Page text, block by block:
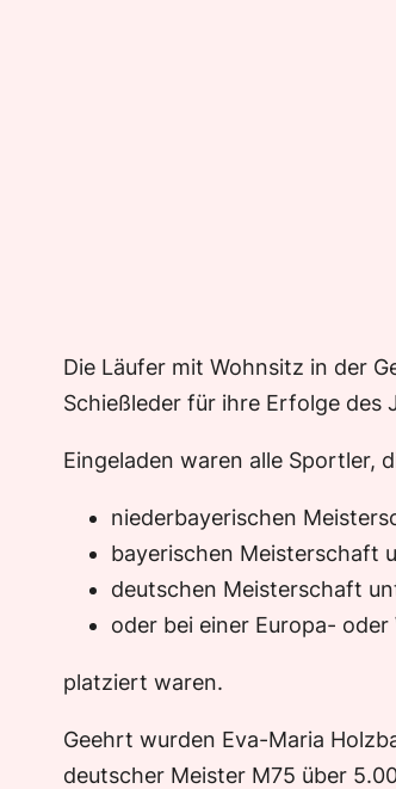
Die Läufer mit Wohnsitz in der
Schießleder für ihre Erfolge des
Eingeladen waren alle Sportler,
niederbayerischen
bayerischen Meisterschaft
deutschen Meisterschaft
oder bei einer Europa-
platziert waren.
Geehrt wurden Eva-Maria
deutscher Meister M75 über